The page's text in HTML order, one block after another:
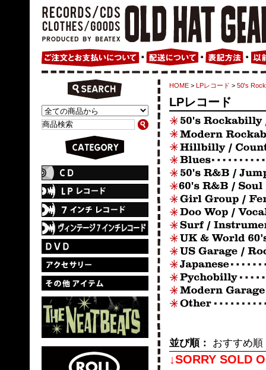
HOME > LPレコード > 50's
LPレコード
並び順： おすすめ順
↓SORRY SOLD